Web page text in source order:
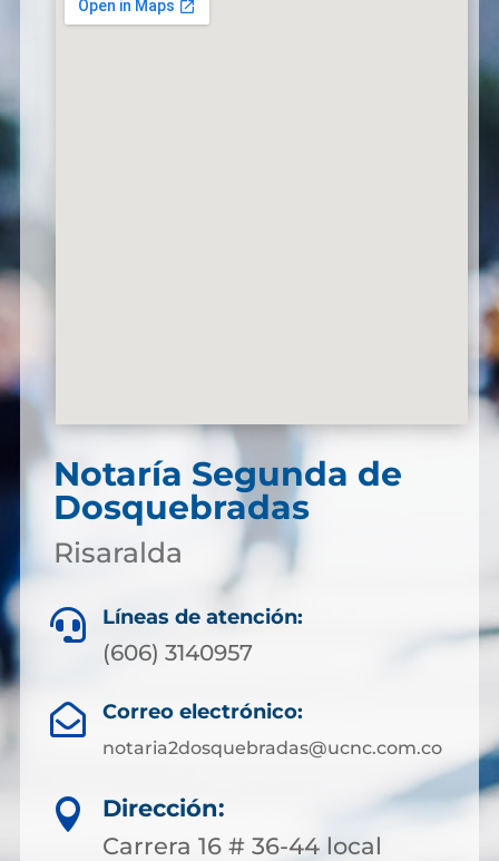
Notaría Segunda de
Dosquebradas
Risaralda
 Líneas de atención:
(606) 3140957
 Correo electrónico:
notaria2dosquebradas@ucnc.com.co

Dirección:
Carrera 16 # 36-44 local